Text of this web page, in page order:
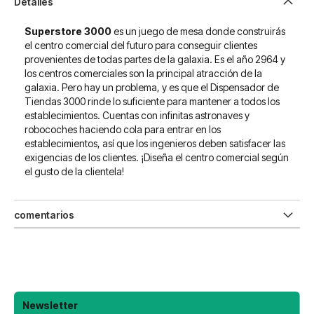
Superstore 3000es un juego de mesa donde construirás
el centro comercial del futuro para conseguir clientes
provenientes de todas partes de la galaxia. Es el año 2964 y
los centros comerciales son la principal atracción de la
galaxia. Pero hay un problema, y es que el Dispensador de
Tiendas 3000 rinde lo suficiente para mantener a todos los
establecimientos. Cuentas con infinitas astronaves y
robocoches haciendo cola para entrar en los
establecimientos, así que los ingenieros deben satisfacer las
exigencias de los clientes. ¡Diseña el centro comercial según
el gusto de la clientela!
comentarios
Newsletter